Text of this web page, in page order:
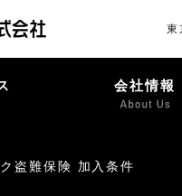
東
会社情報
盗難保険 加入条件